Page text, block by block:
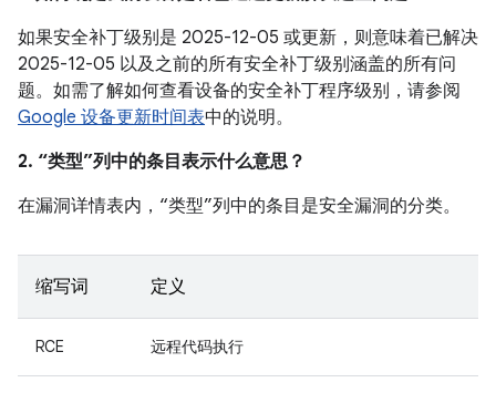
如果安全补丁级别是 2025-12-05 或更新，则意味着已解决
2025-12-05 以及之前的所有安全补丁级别涵盖的所有问
题。如需了解如何查看设备的安全补丁程序级别，请参阅
Google 设备更新时间表中的说明。
2. “类型”列中的条目表示什么意思？
在漏洞详情表内，“类型”列中的条目是安全漏洞的分类。
缩写词 定义
RCE 远程代码执行